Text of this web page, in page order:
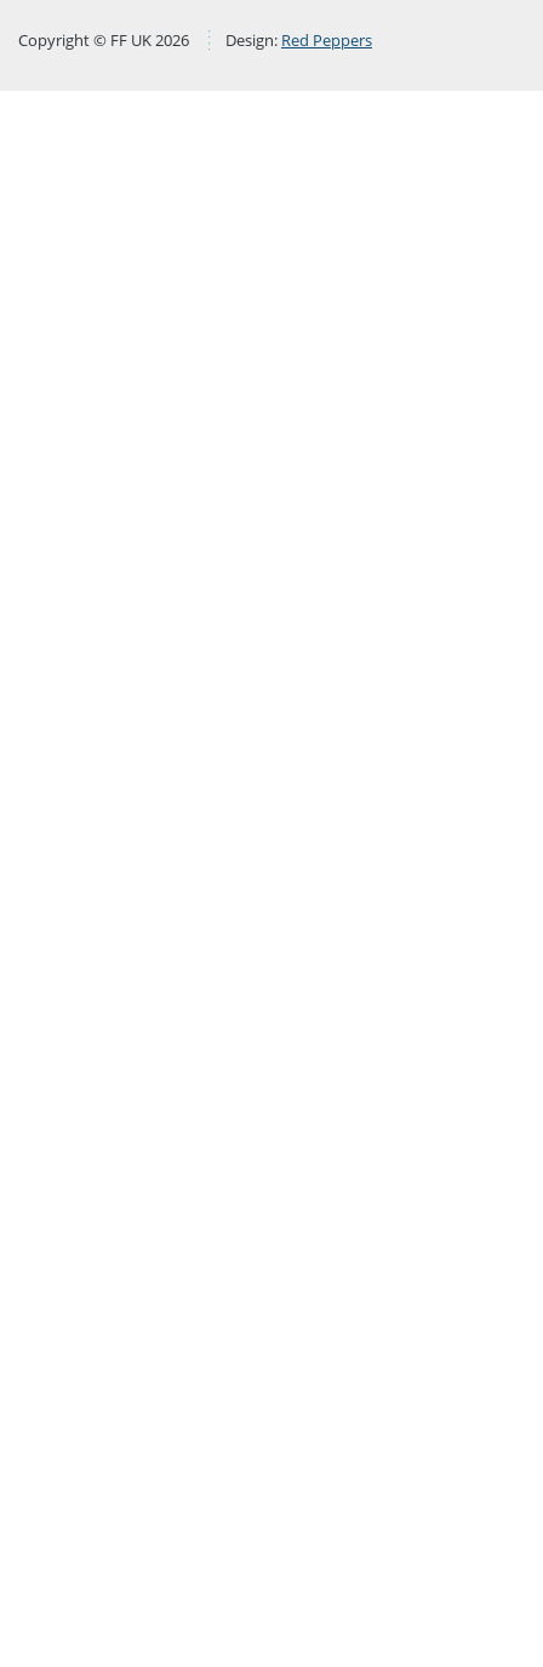
Copyright © FF UK 2026 Design: Red Peppers